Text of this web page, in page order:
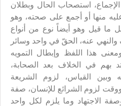
الإجماع، استصحاب الحال وبطلان
منها أو أجمع على صحته، وهو
ما قيل وهو أيضاً نوع من أنواع
والنهي عنه، الحقّ في واحد وسائر
هذا اللفظ وإبطال التمويه
بهم في الخلاف بعد الصحابة،
وبين القياس، لزوم الشريعة
لزوم الشرائع للإنسان، صفة
الاجتهاد وما يلزم لكل واحد